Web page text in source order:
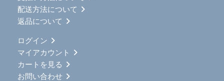
配送方法について
返品について
ログイン
マイアカウント
カートを見る
お問い合わせ